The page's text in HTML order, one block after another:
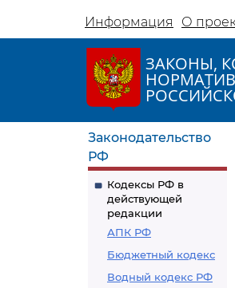
Информация О
ЗАКОНЫ,
Законодательство
РФ
Кодексы РФ в
действующей
редакции
АПК РФ
Бюджетный кодекс
Водный кодекс РФ